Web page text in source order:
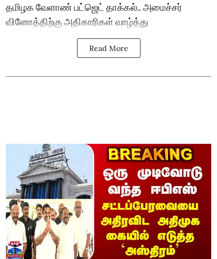
தமிழக வேளாண் பட்ஜெட் தாக்கல்.. அமைச்சர்
வினோத்திற்கு அதிகாரிகள் வாழ்த்து
Read More